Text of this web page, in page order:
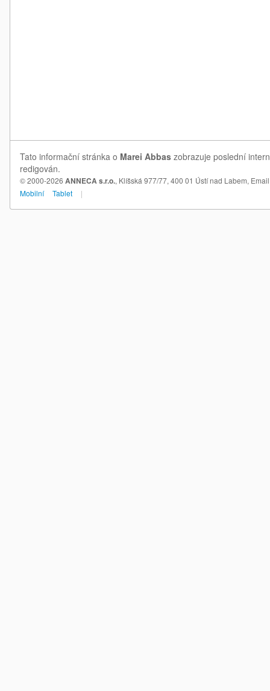
Tato informační stránka o Marei Abbas zobrazuje poslední
redigován.
© 2000-2026 ANNECA s.r.o., Klíšská 977/77, 400 01 Ústí nad Labem,
Mobilní
Tablet |